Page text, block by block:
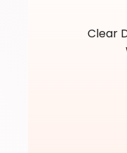
Clear